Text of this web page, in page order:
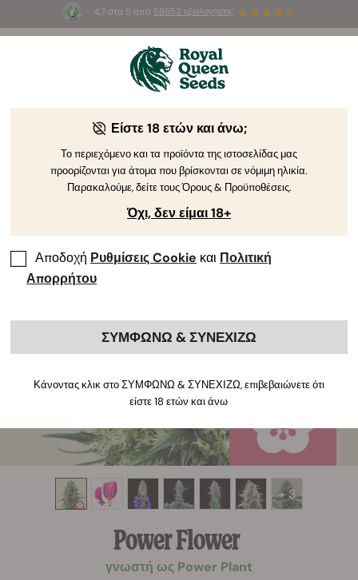
4.7 στα 5 από 58653 αξιολογήσεις
Summer Sales : Έως και -50%
προϊόντα! ⏤
+ 3
Power Flower
γνωστή ως Power Plant
Είστε 18 ετών και άνω;
Το περιεχόμενο και τα προϊόντα της ιστοσελίδας μας
προορίζονται για άτομα που βρίσκονται σε νόμιμη ηλικία.
Παρακαλούμε, δείτε τους Όρους & Προϋποθέσεις.
Όχι, δεν είμαι 18+
Αποδοχή Ρυθμίσεις Cookie και Πολιτική
Απορρήτου
ΣΥΜΦΩΝΩ & ΣΥΝΕΧΙΖΩ
Κάνοντας κλικ στο ΣΥΜΦΩΝΩ & ΣΥΝΕΧΙΖΩ, επιβεβαιώνετε ότι
είστε 18 ετών και άνω